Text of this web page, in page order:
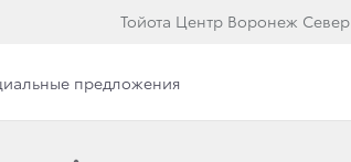
Тойота Центр Воронеж Север
предложения